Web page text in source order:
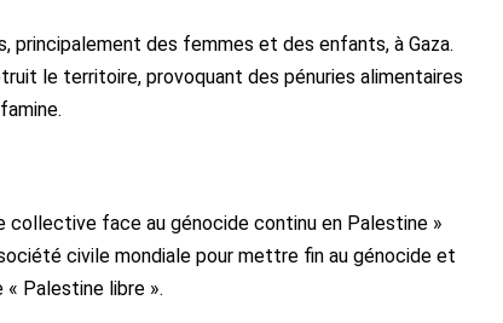
principalement des femmes et des enfants, à Gaza.
le territoire, provoquant des pénuries alimentaires
collective face au génocide continu en Palestine »
civile mondiale pour mettre fin au génocide et
Palestine libre ».